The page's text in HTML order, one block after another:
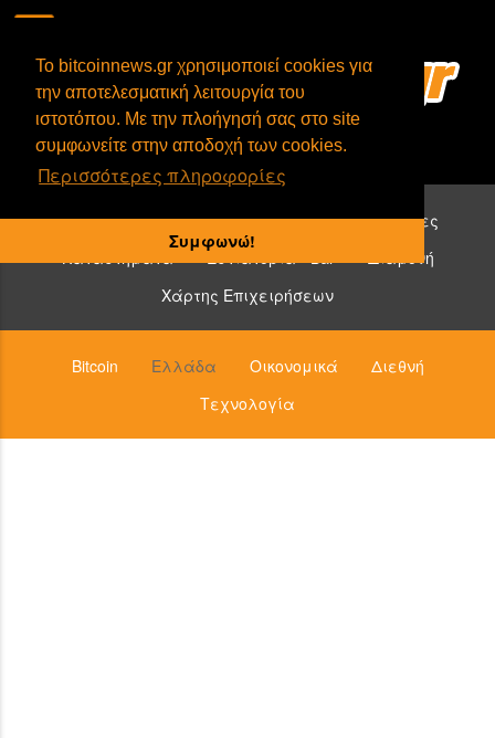
To bitcoinnews.gr χρησιμοποιεί cookies για
την αποτελεσματική λειτουργία του
ιστοτόπου. Με την πλοήγησή σας στο site
συμφωνείτε στην αποδοχή των cookies.
Περισσότερες πληροφορίες
Συμφωνώ!
Επιχειρήσεις που δέχονται bitcoin:
Υπηρεσίες
Καταστήματα
Εστιατόρια - Bar
Διαμονή
Χάρτης Επιχειρήσεων
Bitcoin Ελλάδα Οικονομικά
Διεθνή
Τεχνολογία